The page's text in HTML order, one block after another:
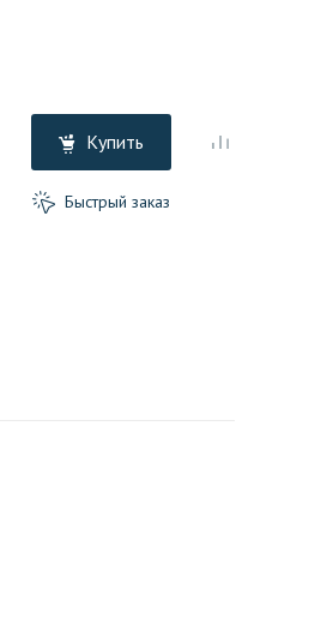
Купить
Быстрый заказ